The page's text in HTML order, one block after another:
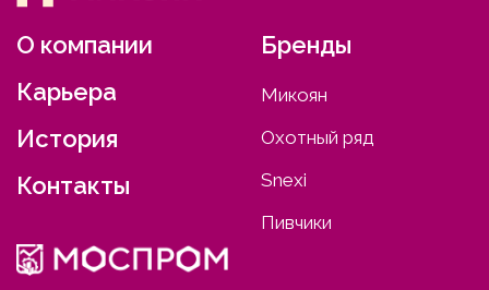
О компании
Карьера
История
Контакты
Бренды
Микоян
Охотный ряд
Snexi
Пивчики